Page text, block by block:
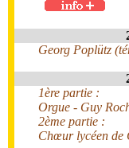
Georg Poplütz
1ère partie :
Orgue - Guy
2ème partie :
Chœur lycéen de